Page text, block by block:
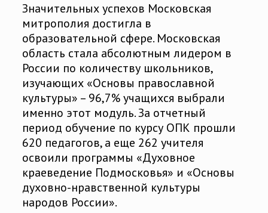
Значительных успехов Московская
митрополия достигла в
образовательной сфере. Московская
область стала абсолютным лидером в
России по количеству школьников,
изучающих «Основы православной
культуры» – 96,7% учащихся выбрали
именно этот модуль. За отчетный
период обучение по курсу ОПК прошли
620 педагогов, а еще 262 учителя
освоили программы «Духовное
краеведение Подмосковья» и «Основы
духовно-нравственной культуры
народов России».